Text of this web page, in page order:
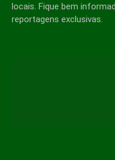
locais. Fique bem
reportagens exclusivas.